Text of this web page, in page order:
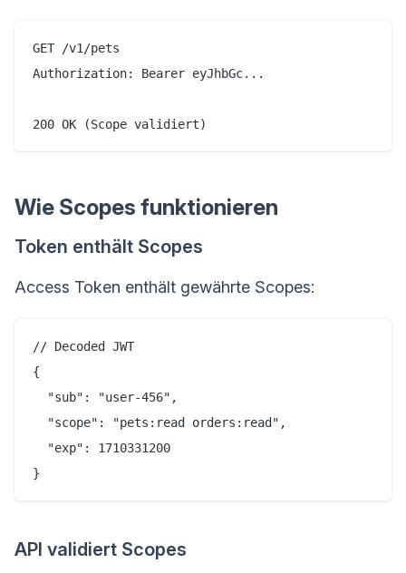
GET /v1/pets
Authorization: Bearer eyJhbGc...
Wie Scopes funktionieren
Token enthält Scopes
Access Token enthält gewährte Scopes:
// Decoded JWT
{
  "sub": "user-456",
  "scope": "pets:read orders:read",
  "exp": 1710331200
API validiert Scopes